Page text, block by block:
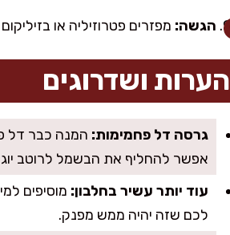
הגשה: מפזרים פטרוזיליה או
הערות ושדרוגים
גרסה דל פחמימות: המנה כבר דל
אפשר להחליף את הבשמל לרוטב
עוד יותר עשיר בחלבון:
לכם שזה יהיה ממש מפנק.